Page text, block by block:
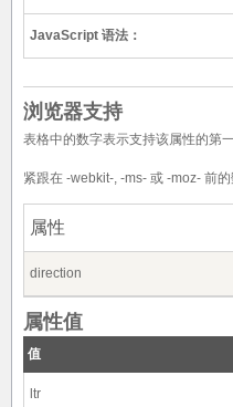
JavaScript 语法：
浏览器支持
表格中的数字表示支持该属性的第
紧跟在 -webkit-, -ms- 或 -moz- 前
属性
direction
属性值
值
ltr